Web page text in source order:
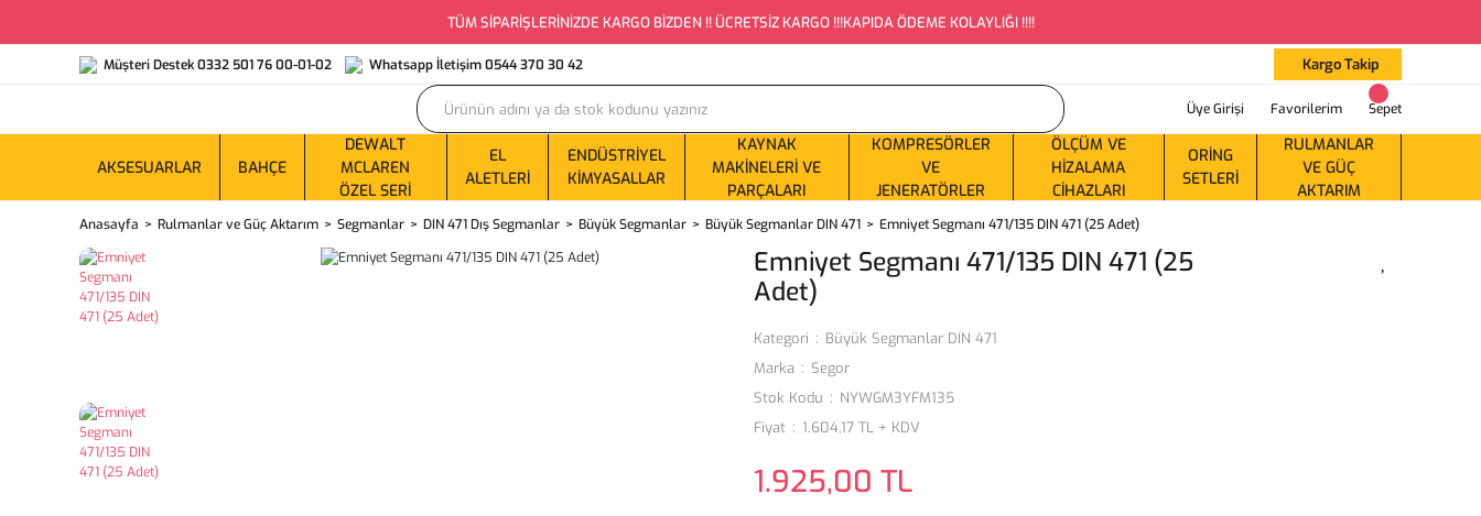
TÜM SİPARİŞLERİNİZDE KARGO BİZDEN !! ÜCRETSİZ KARGO !!!KAPIDA ÖDEME KOLAYLIĞI !!!!
Müşteri Destek 0332 501 76 00-01-02 Whatsapp İletişim 0544 370 30 42 Kargo Takip
Üye Girişi Favorilerim Sepet
AKSESUARLAR BAHÇE
DEWALT
MCLAREN
ÖZEL SERI
EL
ALETLERI
ENDÜSTRIYEL
KIMYASALLAR
KAYNAK
MAKINELERI VE
PARÇALARI
KOMPRESÖRLER
VE
JENERATÖRLER
ÖLÇÜM VE
HIZALAMA
CIHAZLARI
ORING
SETLERI
RULMANLAR
VE GÜÇ
AKTARIM
Anasayfa Rulmanlar ve Güç Aktarım Segmanlar DIN 471 Dış Segmanlar Büyük Segmanlar Büyük Segmanlar DIN 471 Emniyet Segmanı 471/135 DIN 471 (25 Adet)
Emniyet Segmanı 471/135 DIN 471 (25
Adet)
Kategori
Büyük Segmanlar DIN 471
Marka
Segor
Stok Kodu
NYWGM3YFM135
Fiyat
1.604,17 TL + KDV
1.925,00 TL